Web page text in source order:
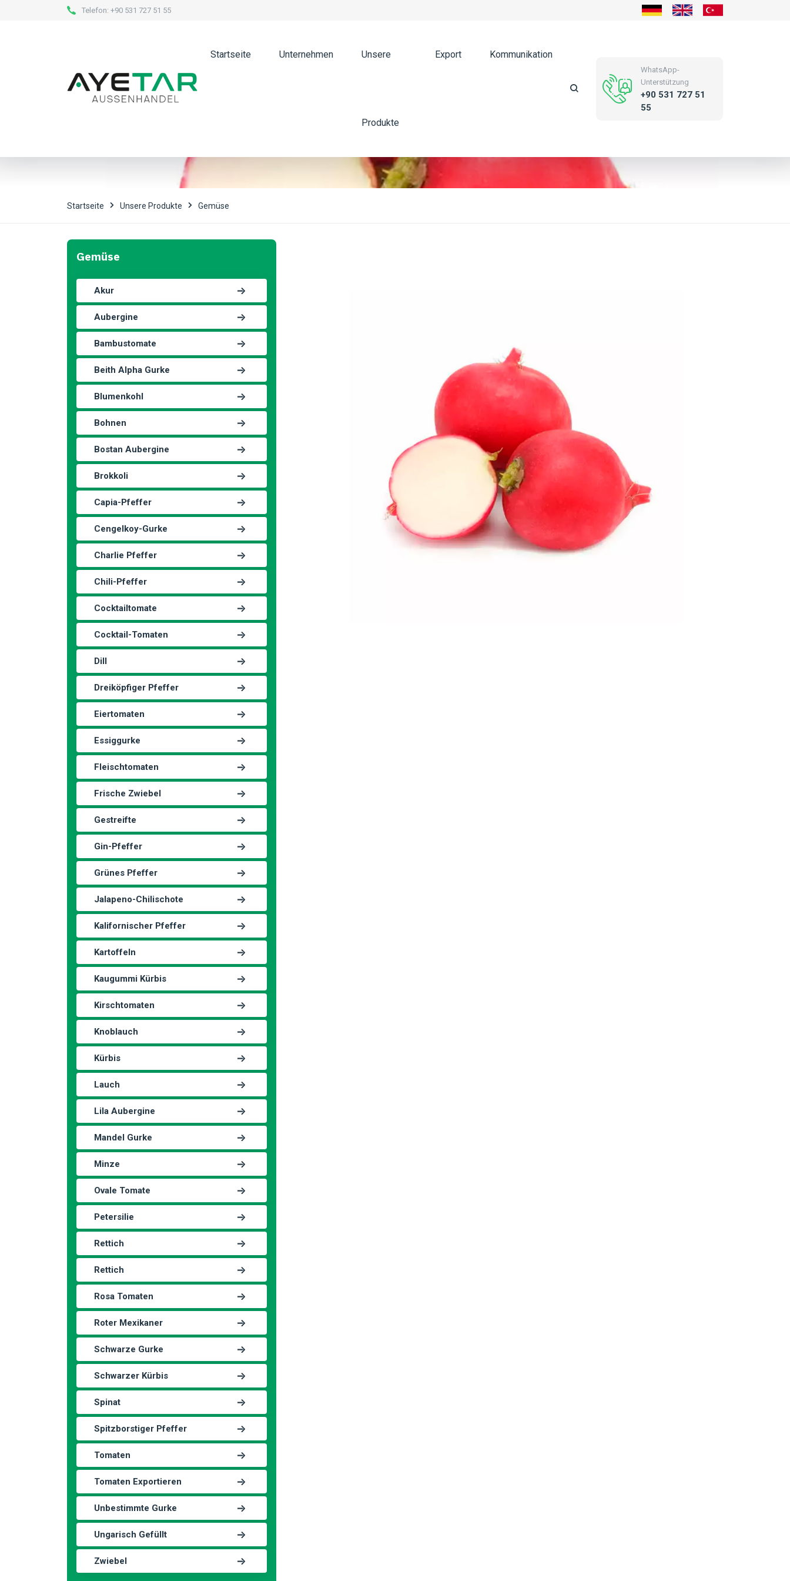
Telefon: +90 531 727 51 55
Startseite Unternehmen Unsere
Produkte
Export Kommunikation
WhatsApp-
Unterstützung
+90 531 727 51
55
Startseite Unsere Produkte Gemüse
Gemüse
Akur
Aubergine
Bambustomate
Beith Alpha Gurke
Blumenkohl
Bohnen
Bostan Aubergine
Brokkoli
Capia-Pfeffer
Cengelkoy-Gurke
Charlie Pfeffer
Chili-Pfeffer
Cocktailtomate
Cocktail-Tomaten
Dill
Dreiköpfiger Pfeffer
Eiertomaten
Essiggurke
Fleischtomaten
Frische Zwiebel
Gestreifte
Gin-Pfeffer
Grünes Pfeffer
Jalapeno-Chilischote
Kalifornischer Pfeffer
Kartoffeln
Kaugummi Kürbis
Kirschtomaten
Knoblauch
Kürbis
Lauch
Lila Aubergine
Mandel Gurke
Minze
Ovale Tomate
Petersilie
Rettich
Rettich
Rosa Tomaten
Roter Mexikaner
Schwarze Gurke
Schwarzer Kürbis
Spinat
Spitzborstiger Pfeffer
Tomaten
Tomaten Exportieren
Unbestimmte Gurke
Ungarisch Gefüllt
Zwiebel